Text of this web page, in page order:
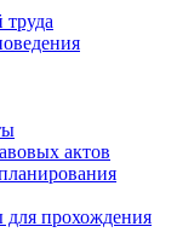
актов
прохождения